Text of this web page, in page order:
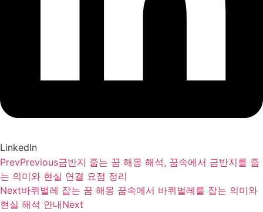
LinkedIn
PrevPrevious금반지 줍는 꿈 해몽 해석, 꿈속에서 금반지를 줍
는 의미와 현실 연결 요점 정리
Next바퀴벌레 잡는 꿈 해몽 꿈속에서 바퀴벌레를 잡는 의미와
현실 해석 안내Next